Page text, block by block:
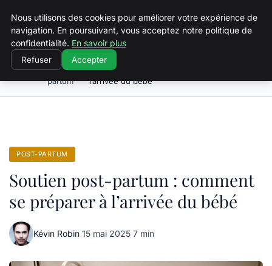
Squeakyswing.com
Post-
partum
Soutien post-partum : comment se préparer à
l’arrivée du bébé
POST-PARTUM
Soutien post-partum : comment
se préparer à l’arrivée du bébé
Kévin Robin·15 mai 2025·7 min
Nous utilisons des cookies pour améliorer votre expérience de
navigation. En poursuivant, vous acceptez notre politique de
confidentialité. En savoir plus
Refuser Accepter